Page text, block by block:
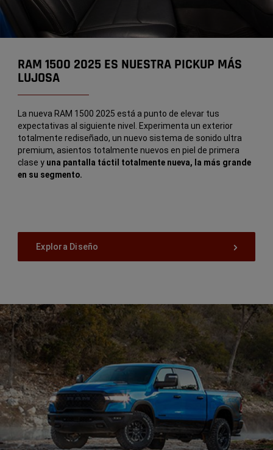
RAM 1500 2025 ES NUESTRA PICKUP MÁS
LUJOSA
La nueva RAM 1500 2025 está a punto de elevar tus
expectativas al siguiente nivel. Experimenta un exterior
totalmente rediseñado, un nuevo sistema de sonido ultra
premium, asientos totalmente nuevos en piel de primera
clase y una pantalla táctil totalmente nueva, la más grande
en su segmento.
Explora Diseño